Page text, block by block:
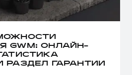
GWM: ОНЛАЙН-
РАЗДЕЛ ГАРАНТИИ